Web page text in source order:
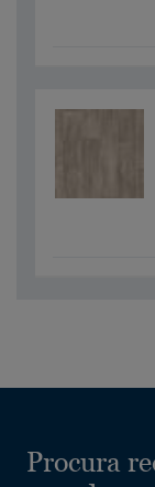
Procura